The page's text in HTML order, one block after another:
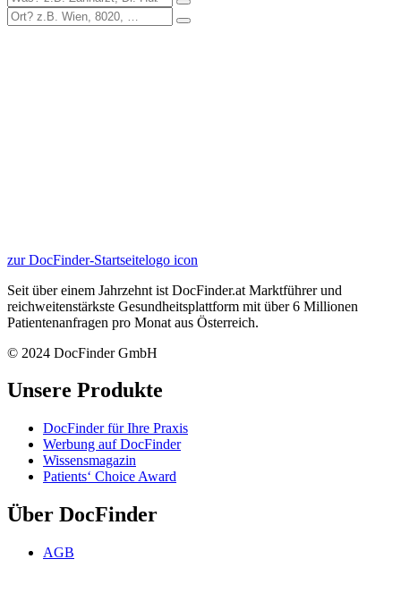
zur DocFinder-Startseitelogo icon
Seit über einem Jahrzehnt ist DocFinder.at Marktführer und
reichweitenstärkste Gesundheitsplattform mit über 6 Millionen
Patientenanfragen pro Monat aus Österreich.
© 2024 DocFinder GmbH
Unsere Produkte
DocFinder für Ihre Praxis
Werbung auf DocFinder
Wissensmagazin
Patients‘ Choice Award
Über DocFinder
AGB